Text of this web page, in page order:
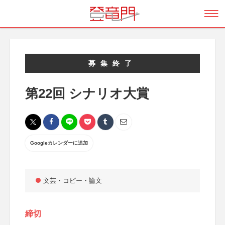
募集終了
第22回 シナリオ大賞
Googleカレンダーに追加
文芸・コピー・論文
締切